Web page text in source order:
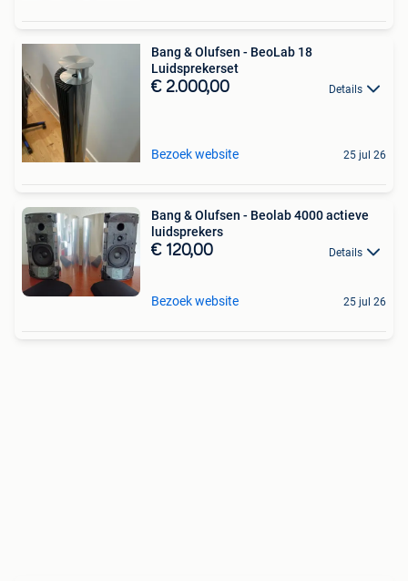
Bang & Olufsen - BeoLab 18
Luidsprekerset
€ 2.000,00 Details
Bezoek website 25 jul 26
Bang & Olufsen - Beolab 4000 actieve
luidsprekers
€ 120,00 Details
Bezoek website 25 jul 26